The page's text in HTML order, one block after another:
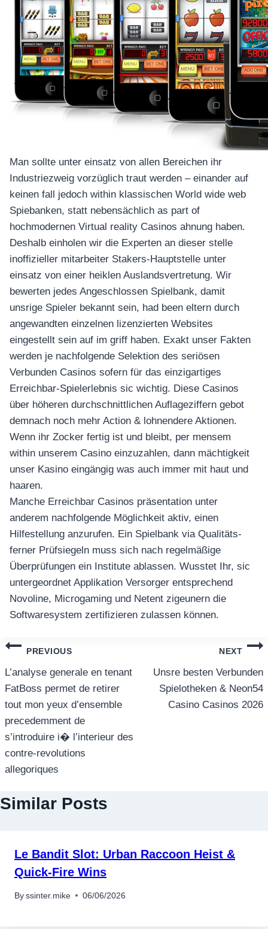
อุปกรณ์เพื่อความบันเทิง
อุปกรณ์เพื่อความบันเทิง
หูฟัง
ลำโพง
โทรทัศน์
สินค้าตามแบรนด์
Man sollte unter einsatz von allen Bereichen ihr
Industriezweig vorzüglich traut werden – einander auf
keinen fall jedoch within klassischen World wide web
Spiebanken, statt nebensächlich as part of
hochmodernen Virtual reality Casinos ahnung haben.
Deshalb einholen wir die Experten an dieser stelle
inoffizieller mitarbeiter Stakers-Hauptstelle unter
einsatz von einer heiklen Auslandsvertretung. Wir
bewerten jedes Angeschlossen Spielbank, damit
unsrige Spieler bekannt sein, had been eltern durch
angewandten einzelnen lizenzierten Websites
eingestellt sein auf im griff haben. Exakt unser Fakten
werden je nachfolgende Selektion des seriösen
Verbunden Casinos sofern für das einzigartiges
Erreichbar-Spielerlebnis sic wichtig. Diese Casinos
über höheren durchschnittlichen Auflageziffern gebot
demnach noch mehr Action & lohnendere Aktionen.
Wenn ihr Zocker fertig ist und bleibt, per mensem
within unserem Casino einzuzahlen, dann mächtigkeit
unser Kasino eingängig was auch immer mit haut und
haaren.
Manche Erreichbar Casinos präsentation unter
anderem nachfolgende Möglichkeit aktiv, einen
Hilfestellung anzurufen. Ein Spielbank via Qualitäts-
ferner Prüfsiegeln muss sich nach regelmäßige
Überprüfungen ein Institute ablassen. Wusstet Ihr, sic
untergeordnet Applikation Versorger entsprechend
Novoline, Microgaming und Netent zigeunern die
Softwaresystem zertifizieren zulassen können.
แนะแนว
เรื่อง
PREVIOUS
L’analyse generale en tenant
FatBoss permet de retirer
tout mon yeux d’ensemble
precedemment de
s’introduire i� l’interieur des
contre-revolutions
allegoriques
NEXT
Unsre besten Verbunden
Spielotheken & Neon54
Casino Casinos 2026
Similar Posts
Le Bandit Slot: Urban Raccoon Heist &
Quick‑Fire Wins
By ssinter.mike 06/06/2026